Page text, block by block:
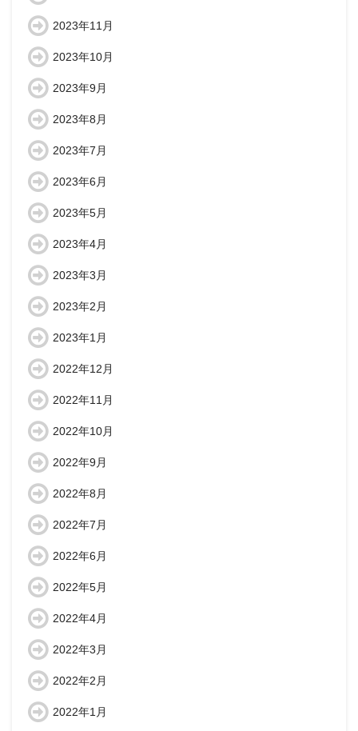
2023年11月
2023年10月
2023年9月
2023年8月
2023年7月
2023年6月
2023年5月
2023年4月
2023年3月
2023年2月
2023年1月
2022年12月
2022年11月
2022年10月
2022年9月
2022年8月
2022年7月
2022年6月
2022年5月
2022年4月
2022年3月
2022年2月
2022年1月